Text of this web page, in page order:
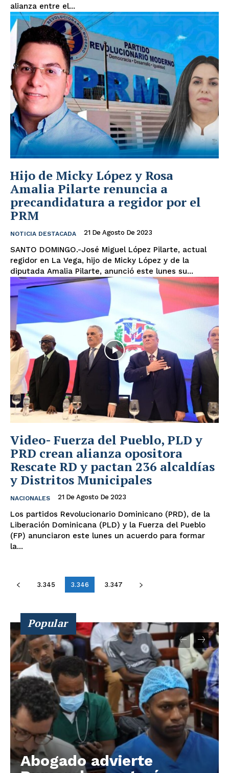
alianza entre el...
Hijo de Micky López y Rosa
Amalia Pilarte renuncia a
precandidatura a regidor por el
PRM
NOTICIA DESTACADA 21 De Agosto De 2023
SANTO DOMINGO.-José Miguel López Pilarte, actual
regidor en La Vega, hijo de Micky López y de la
diputada Amalia Pilarte, anunció este lunes su...
Video- Fuerza del Pueblo, PLD y
PRD crean alianza opositora
Rescate RD y pactan 236 alcaldías
y Distritos Municipales
NACIONALES 21 De Agosto De 2023
Los partidos Revolucionario Dominicano (PRD), de la
Liberación Dominicana (PLD) y la Fuerza del Pueblo
(FP) anunciaron este lunes un acuerdo para formar
la...
3.345 3.346 3.347
Popular
Abogado advierte